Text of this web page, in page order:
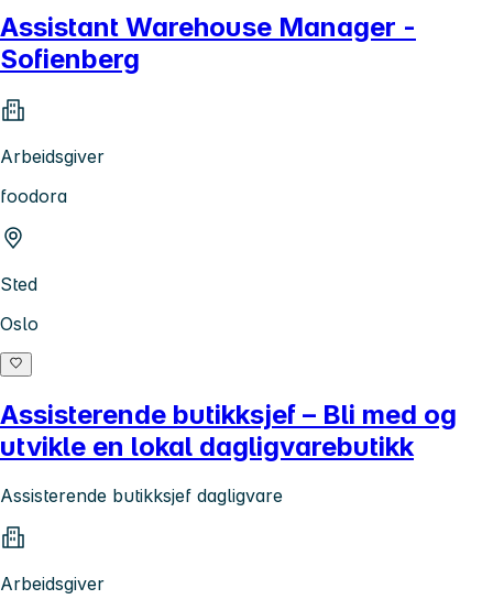
Assistant Warehouse Manager -
Sofienberg
Arbeidsgiver
foodora
Sted
Oslo
Assisterende butikksjef – Bli med og
utvikle en lokal dagligvarebutikk
Assisterende butikksjef dagligvare
Arbeidsgiver